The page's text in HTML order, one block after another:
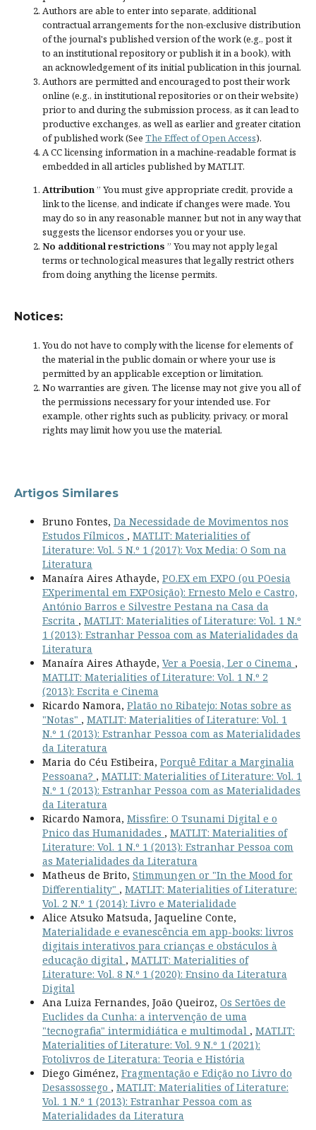
Authors are able to enter into separate, additional
contractual arrangements for the non-exclusive distribution
of the journal's published version of the work (e.g., post it
to an institutional repository or publish it in a book), with
an acknowledgement of its initial publication in this journal.
Authors are permitted and encouraged to post their work
online (e.g., in institutional repositories or on their website)
prior to and during the submission process, as it can lead to
productive exchanges, as well as earlier and greater citation
of published work (See The Effect of Open Access).
A CC licensing information in a machine-readable format is
embedded in all articles published by MATLIT.
Attribution” You must give appropriate credit, provide a
link to the license, andindicate if changes were made. You
may do so in any reasonable manner, but not in any way that
suggests the licensor endorses you or your use.
No additional restrictions ” You may not apply legal
terms ortechnological measuresthat legally restrict others
from doing anything the license permits.
Notices:
You do not have to comply with the license for elements of
the material in the public domain or where your use is
permitted by an applicable exception or limitation.
No warranties are given. The license may not give you all of
the permissions necessary for your intended use. For
example, other rights such as publicity, privacy, or moral
rights may limit how you use the material.
Artigos Similares
Bruno Fontes, Da Necessidade de Movimentos nos
Estudos Fílmicos , MATLIT: Materialities of
Literature: Vol. 5 N.º 1 (2017): Vox Media: O Som na
Literatura
Manaíra Aires Athayde, PO.EX em EXPO (ou POesia
EXperimental em EXPOsição): Ernesto Melo e Castro,
António Barros e Silvestre Pestana na Casa da
Escrita , MATLIT: Materialities of Literature: Vol. 1 N.º
1 (2013): Estranhar Pessoa com as Materialidades da
Literatura
Manaíra Aires Athayde, Ver a Poesia, Ler o Cinema ,
MATLIT: Materialities of Literature: Vol. 1 N.º 2
(2013): Escrita e Cinema
Ricardo Namora, Platão no Ribatejo: Notas sobre as
"Notas" , MATLIT: Materialities of Literature: Vol. 1
N.º 1 (2013): Estranhar Pessoa com as Materialidades
da Literatura
Maria do Céu Estibeira, Porquê Editar a Marginalia
Pessoana? , MATLIT: Materialities of Literature: Vol. 1
N.º 1 (2013): Estranhar Pessoa com as Materialidades
da Literatura
Ricardo Namora, Missfire: O Tsunami Digital e o
Pnico das Humanidades , MATLIT: Materialities of
Literature: Vol. 1 N.º 1 (2013): Estranhar Pessoa com
as Materialidades da Literatura
Matheus de Brito, Stimmungen or "In the Mood for
Differentiality" , MATLIT: Materialities of Literature:
Vol. 2 N.º 1 (2014): Livro e Materialidade
Alice Atsuko Matsuda, Jaqueline Conte,
Materialidade e evanescência em app-books: livros
digitais interativos para crianças e obstáculos à
educação digital , MATLIT: Materialities of
Literature: Vol. 8 N.º 1 (2020): Ensino da Literatura
Digital
Ana Luiza Fernandes, João Queiroz, Os Sertões de
Euclides da Cunha: a intervenção de uma
"tecnografia" intermidiática e multimodal , MATLIT:
Materialities of Literature: Vol. 9 N.º 1 (2021):
Fotolivros de Literatura: Teoria e História
Diego Giménez, Fragmentação e Edição no Livro do
Desassossego , MATLIT: Materialities of Literature:
Vol. 1 N.º 1 (2013): Estranhar Pessoa com as
Materialidades da Literatura